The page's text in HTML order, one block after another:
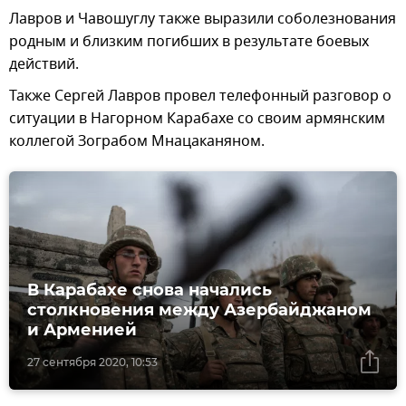
Лавров и Чавошуглу также выразили соболезнования
родным и близким погибших в результате боевых
действий.
Также Сергей Лавров провел телефонный разговор о
ситуации в Нагорном Карабахе со своим армянским
коллегой Зограбом Мнацаканяном.
27 сентября 2020, 10:53
В Карабахе снова начались
столкновения между Азербайджаном
и Арменией